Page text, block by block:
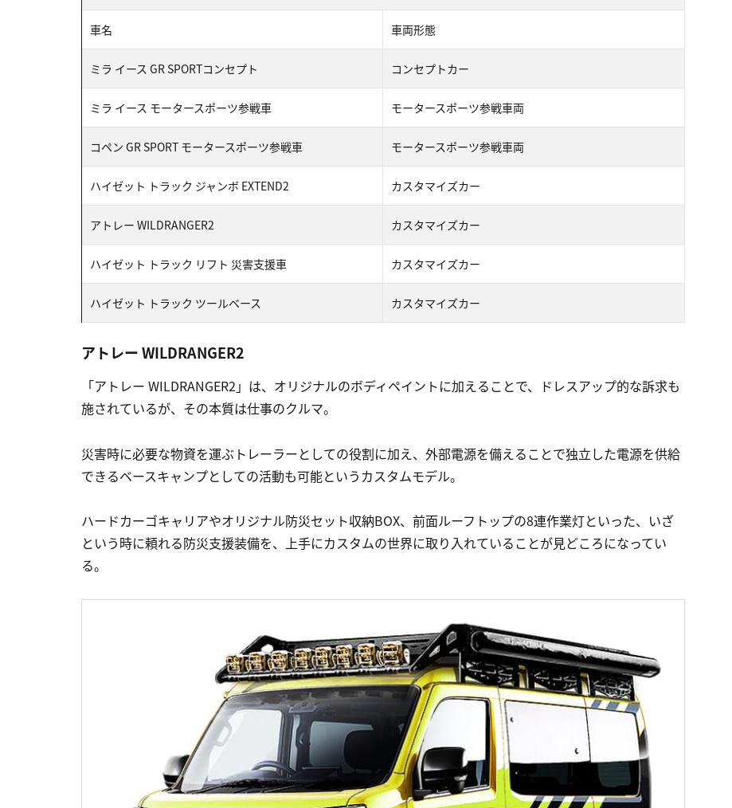
車名 車両形態
ミラ イース GR SPORTコンセプト コンセプトカー
ミラ イース モータースポーツ参戦車 モータースポーツ参戦車両
コペン GR SPORT モータースポーツ参戦車 モータースポーツ参戦車両
ハイゼット トラック ジャンボ EXTEND2 カスタマイズカー
アトレー WILDRANGER2 カスタマイズカー
ハイゼット トラック リフト 災害支援車 カスタマイズカー
ハイゼット トラック ツールベース カスタマイズカー
アトレー WILDRANGER2
「アトレー WILDRANGER2」は、オリジナルのボディペイントに加えることで、ドレスアップ的な訴求も
施されているが、その本質は仕事のクルマ。
災害時に必要な物資を運ぶトレーラーとしての役割に加え、外部電源を備えることで独立した電源を供給
できるベースキャンプとしての活動も可能というカスタムモデル。
ハードカーゴキャリアやオリジナル防災セット収納BOX、前面ルーフトップの8連作業灯といった、いざ
という時に頼れる防災支援装備を、上手にカスタムの世界に取り入れていることが見どころになってい
る。